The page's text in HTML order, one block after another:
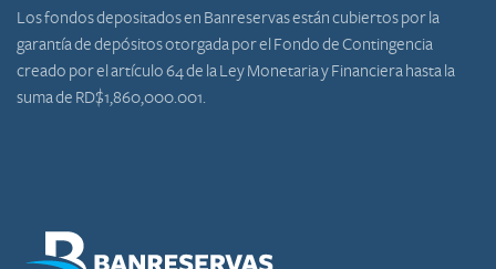
Los fondos depositados en Banreservas están cubiertos por la
garantía de depósitos otorgada por el Fondo de Contingencia
creado por el artículo 64 de la Ley Monetaria y Financiera hasta la
suma de RD$1,860,000.001.